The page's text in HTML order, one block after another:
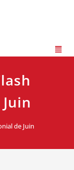
de Juin